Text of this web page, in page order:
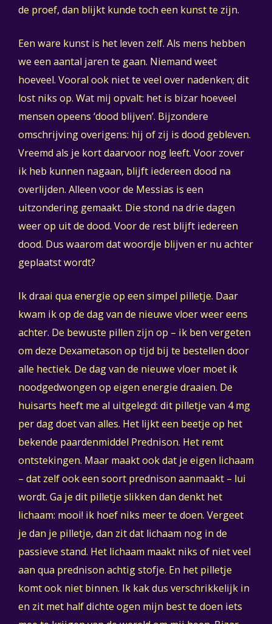
de proef, dan blijkt kunde toch een kunst te zijn.
Een ware kunst is het leven zelf. Als mens hebben
we een aantal jaren te gaan. Niemand weet
hoeveel. Vooral ook niet te veel over nadenken; dit
lost niks op. Wat mij opvalt: het is bizar hoeveel
mensen opeens ‘dood blijven’. Bijzondere
omschrijving overigens: hij of zij is dood gebleven.
Vreemd als je kort daarvoor nog leeft. Voor zover
ik heb kunnen nagaan, blijft iedereen dood na
overlijden. Alleen voor de Messias is een
uitzondering gemaakt. Die stond na drie dagen
weer op uit de dood. Voor de rest blijft iedereen
dood. Dus waarom dat woordje blijven er nu achter
geplaatst wordt?
Ik draai qua energie op een simpel pilletje. Daar
kwam ik op de dag van de nieuwe vloer weer eens
achter. De bewuste pillen zijn op – ik ben vergeten
om deze Dexametason op tijd bij te bestellen door
alle hectiek. De dag van de nieuwe vloer moet ik
noodgedwongen op eigen energie draaien. De
huisarts heeft me al uitgelegd: dit pilletje van 4 mg
per dag doet van alles. Het lijkt een beetje op het
bekende paardenmiddel Prednison. Het remt
ontstekingen. Maar maakt ook dat je eigen lichaam
– dat zelf ook een soort prednison aanmaakt – lui
wordt. Ga je dit pilletje slikken dan denkt het
lichaam: mooi! ik hoef niks meer te doen. Vergeet
je dan je pilletje, dan zit dat lichaam nog in de
passieve stand. Het lichaam maakt niks of niet veel
aan qua prednison achtig stofje. En het pilletje
komt ook niet binnen. Ik kak dus verschrikkelijk in
en zit met half dichte ogen mijn best te doen iets